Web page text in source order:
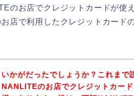
のお店でクレジットカードが使
店で利用したクレジットカード
いかがだったでしょうか？これまで
NANLITEのお店でクレジットカー